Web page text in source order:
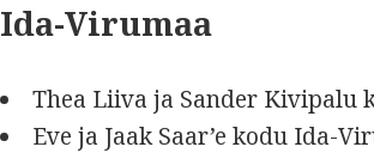
Ida-Virumaa
Thea Liiva ja Sander
Eve ja Jaak Saar’e kodu Ida-